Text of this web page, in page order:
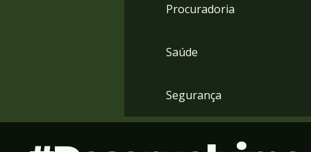
Procuradoria
Saúde
Segurança